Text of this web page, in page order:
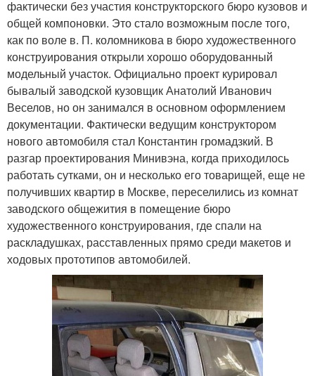
фактически без участия конструкторского бюро кузовов и
общей компоновки. Это стало возможным после того,
как по воле в. П. коломникова в бюро художественного
конструирования открыли хорошо оборудованный
модельный участок. Официально проект курировал
бывалый заводской кузовщик Анатолий Иванович
Веселов, но он занимался в основном оформлением
документации. Фактически ведущим конструктором
нового автомобиля стал Константин громадзкий. В
разгар проектирования Минивэна, когда приходилось
работать сутками, он и несколько его товарищей, еще не
получивших квартир в Москве, переселились из комнат
заводского общежития в помещение бюро
художественного конструирования, где спали на
раскладушках, расставленных прямо среди макетов и
ходовых прототипов автомобилей.